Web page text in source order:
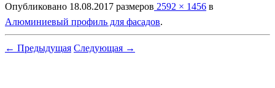
Опубликовано 18.08.2017 размеров 2592 × 1456 в
Алюминиевый профиль для фасадов.
← Предыдущая Следующая →